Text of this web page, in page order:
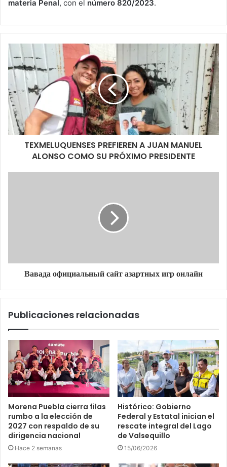
materia Penal , con el número 820/2023.
TEXMELUQUENSES PREFIEREN A JUAN MANUEL
ALONSO COMO SU PRÓXIMO PRESIDENTE
Вавада официальный сайт азартных игр онлайн
Publicaciones relacionadas
Morena Puebla cierra filas
rumbo a la elección de
2027 con respaldo de su
dirigencia nacional
Hace 2 semanas
Histórico: Gobierno
Federal y Estatal inician el
rescate integral del Lago
de Valsequillo
15/06/2026